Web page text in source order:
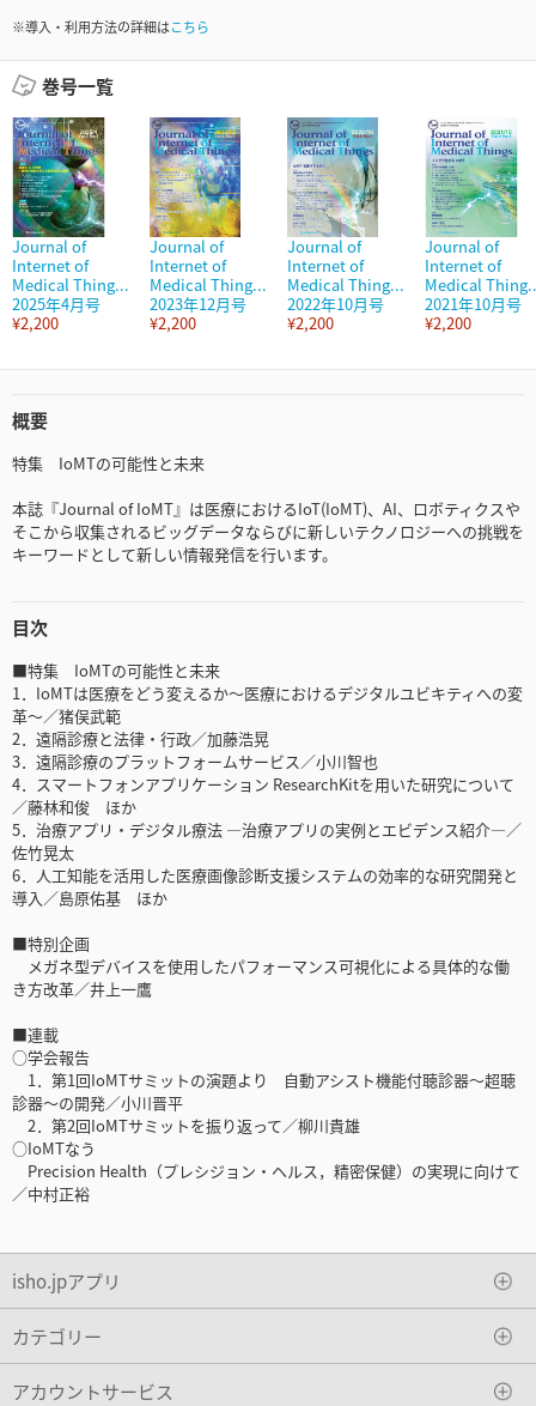
※導入・利用方法の詳細はこちら
巻号一覧
Journal of
Internet of
Medical Thing...
2025年4月号
¥2,200
Journal of
Internet of
Medical Thing...
2023年12月号
¥2,200
Journal of
Internet of
Medical Thing...
2022年10月号
¥2,200
Journal of
Internet of
Medical
2021年10月号
¥2,200
概要
特集 IoMTの可能性と未来
本誌『Journal of IoMT』は医療におけるIoT(IoMT)、AI、ロボティクスや
そこから収集されるビッグデータならびに新しいテクノロジーへの挑戦を
キーワードとして新しい情報発信を行います。
目次
■特集 IoMTの可能性と未来
1．IoMTは医療をどう変えるか～医療におけるデジタルユビキティへの変
革～／猪俣武範
2．遠隔診療と法律・行政／加藤浩晃
3．遠隔診療のプラットフォームサービス／小川智也
4．スマートフォンアプリケーション ResearchKitを用いた研究について
／藤林和俊 ほか
5．治療アプリ・デジタル療法 ―治療アプリの実例とエビデンス紹介―／
佐竹晃太
6．人工知能を活用した医療画像診断支援システムの効率的な研究開発と
導入／島原佑基 ほか
■特別企画
メガネ型デバイスを使用したパフォーマンス可視化による具体的な働
き方改革／井上一鷹
■連載
○学会報告
1．第1回IoMTサミットの演題より 自動アシスト機能付聴診器～超聴
診器～の開発／小川晋平
2．第2回IoMTサミットを振り返って／柳川貴雄
○IoMTなう
Precision Health（プレシジョン・ヘルス，精密保健）の実現に向けて
／中村正裕
isho.jpアプリ
カテゴリー
アカウントサービス